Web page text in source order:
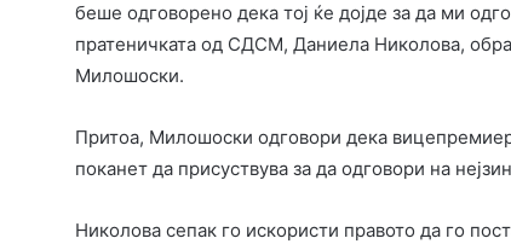
беше одговорено дека тој ќе дојде за да ми
пратеничката од СДСМ, Даниела Николова,
Милошоски.
Притоа, Милошоски одговори дека
поканет да присуствува за да одговори на
Николова сепак го искористи правото да го